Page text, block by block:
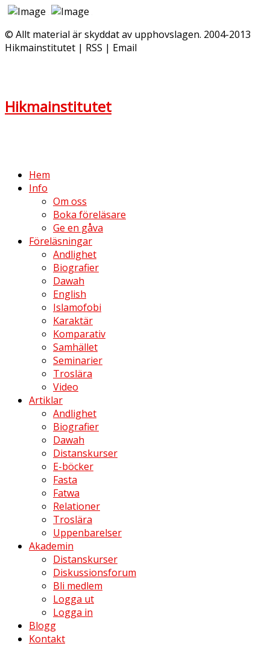
© Allt material är skyddat av upphovslagen. 2004-2013
Hikmainstitutet | RSS | Email
Hikmainstitutet
Hem
Info
Om oss
Boka föreläsare
Ge en gåva
Föreläsningar
Andlighet
Biografier
Dawah
English
Islamofobi
Karaktär
Komparativ
Samhället
Seminarier
Troslära
Video
Artiklar
Andlighet
Biografier
Dawah
Distanskurser
E-böcker
Fasta
Fatwa
Relationer
Troslära
Uppenbarelser
Akademin
Distanskurser
Diskussionsforum
Bli medlem
Logga ut
Logga in
Blogg
Kontakt